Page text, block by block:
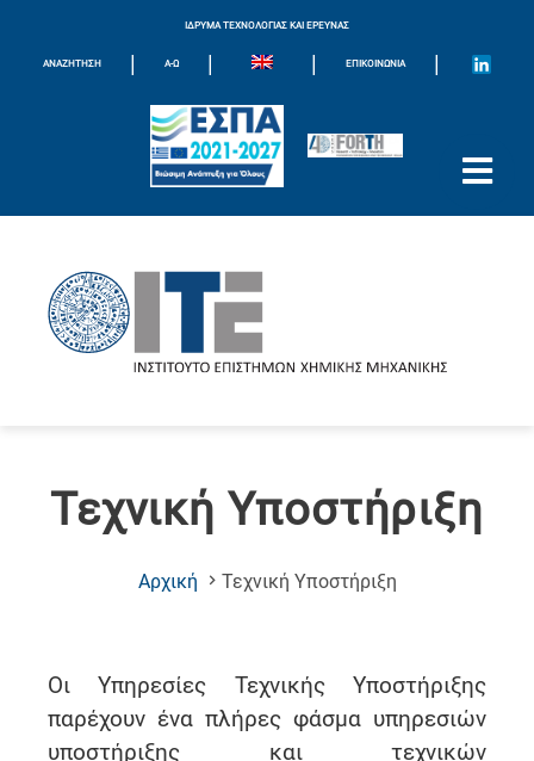
ΙΔΡΥΜΑ ΤΕΧΝΟΛΟΓΙΑΣ ΚΑΙ ΕΡΕΥΝΑΣ
ΑΝΑΖΗΤΗΣΗ | Α-Ω | | ΕΠΙΚΟΙΝΩΝΊΑ |
Τεχνική Υποστήριξη
Αρχική Τεχνική Υποστήριξη(Current
Οι Υπηρεσίες Τεχνικής Υποστήριξης
παρέχουν ένα πλήρες φάσμα υπηρεσιών
υποστήριξης και τεχνικών